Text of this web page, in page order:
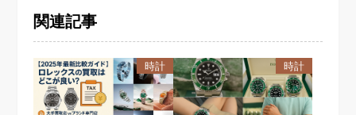
関連記事
時計 時計